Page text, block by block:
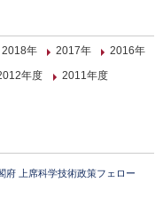
2018年 2017年
2016年
年度
2011年度
府 上席科学技術政策フェロー